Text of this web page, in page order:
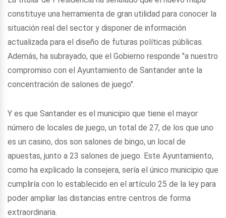
constituye una herramienta de gran utilidad para conocer la
situación real del sector y disponer de información
actualizada para el diseño de futuras políticas públicas.
Además, ha subrayado, que el Gobierno responde "a nuestro
compromiso con el Ayuntamiento de Santander ante la
concentración de salones de juego".
Y es que Santander es el municipio que tiene el mayor
número de locales de juego, un total de 27, de los que uno
es un casino, dos son salones de bingo, un local de
apuestas, junto a 23 salones de juego. Este Ayuntamiento,
como ha explicado la consejera, sería el único municipio que
cumpliría con lo establecido en el artículo 25 de la ley para
poder ampliar las distancias entre centros de forma
extraordinaria.